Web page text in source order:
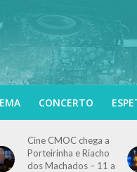
CONCERTO
Cine CMOC chega a
Porteirinha e Riacho
dos Machados – 11 a